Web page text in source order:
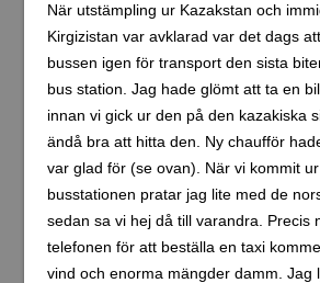
När utstämpling ur Kazakstan och
Kirgizistan var avklarad var det dags
bussen igen för transport den sista
bus station. Jag hade glömt att ta en
innan vi gick ur den på den kazakiska
ändå bra att hitta den. Ny chaufför
var glad för (se ovan). När vi kommit
busstationen pratar jag lite med de
sedan sa vi hej då till varandra. Precis
telefonen för att beställa en taxi
vind och enorma mängder damm. Jag